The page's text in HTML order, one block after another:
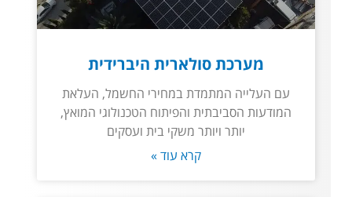
מערכת סולארית היברידית
עם העלייה המתמדת במחירי החשמל, העלאת
המודעות הסביבתית והפיתוח הטכנולוגי המואץ,
יותר ויותר משקי בית ועסקים
קרא עוד »